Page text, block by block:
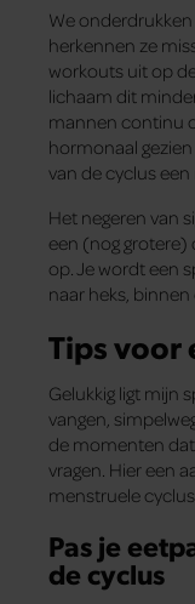
We
herkennen ze
workouts uit op
lichaam dit
mannen continu
hormonaal
van de cyclus
Het negeren van
een (nog
op. Je wordt een
naar heks,
Tips voor
Gelukkig ligt mijn
vangen,
de momenten
vragen. Hier een
menstruele
Pas je
de cyclus